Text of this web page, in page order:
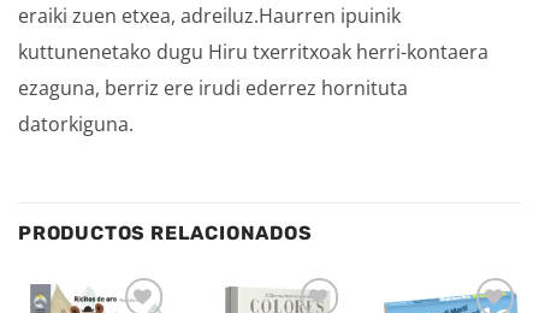
eraiki zuen etxea, adreiluz.Haurren ipuinik
kuttunenetako dugu Hiru txerritxoak herri-kontaera
ezaguna, berriz ere irudi ederrez hornituta
datorkiguna.
PRODUCTOS RELACIONADOS